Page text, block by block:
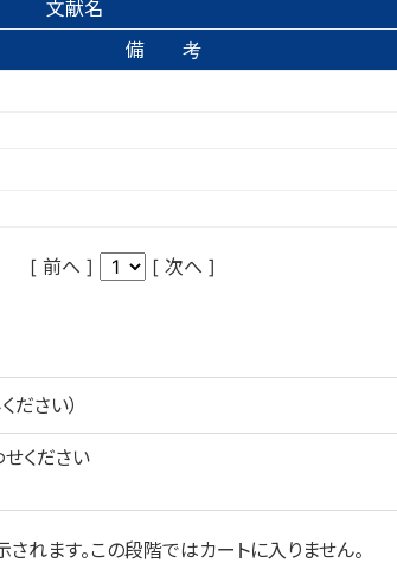
文献名
備 考
[ 前へ ] [ 次へ ]
さい）
ください
れます。この段階ではカートに入りません。